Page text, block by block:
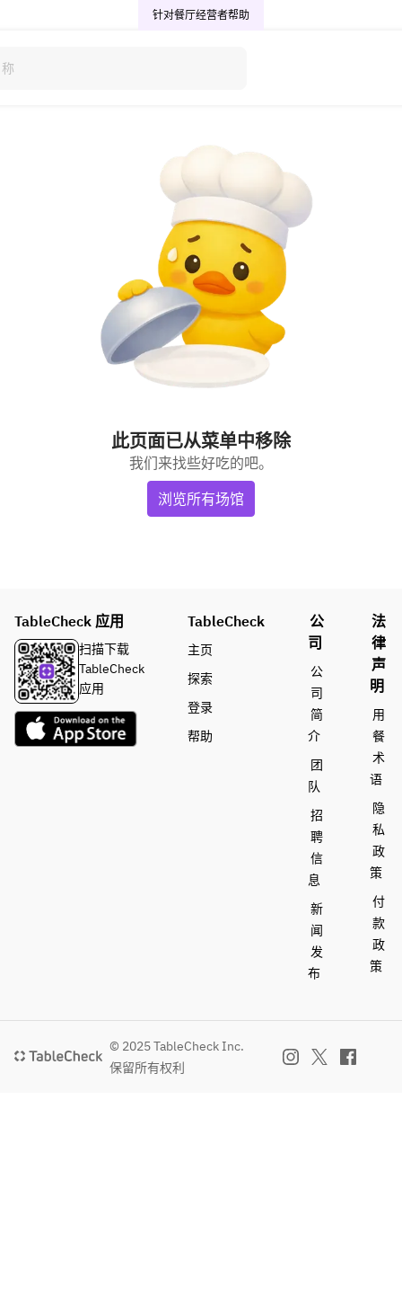
针对餐厅经营者帮助
此页面已从菜单中移除
我们来找些好吃的吧。
浏览所有场馆
TableCheck 应用
扫描下载
TableCheck
应用
TableCheck
主页
探索
登录
帮助
公
司
公
司
简
介
团
队
招
聘
信
息
新
闻
发
布
法
律
声
明
用
餐
术
语
隐
私
政
策
付
款
政
策
© 2025 TableCheck Inc.
保留所有权利